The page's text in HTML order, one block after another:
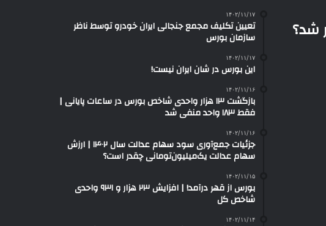
۱۴۰۲/۱۱/۱۷
تعیین تکلیف مجمع جنجالی ایران خودرو توسط ناظر
سازمان بورس
۱۴۰۲/۱۱/۱۷
این بورس در شان ایران نیست!
۱۴۰۲/۱۱/۱۶
بازگشت ۱۳ هزار واحدی شاخص بورس در ساعات پایانی |
فقط ۱۸۳ واحد منفی شد
۱۴۰۲/۱۱/۱۶
جزئیات جمع‌آوری سود سهام عدالت سال ۱۴۰۲ | ارزش
سهام عدالت یک‌میلیون‌تومانی چقدر است؟
۱۴۰۲/۱۱/۱۵
بورس از قهر درآمد! | افزایش ۲۳ هزار و ۹۳۱ واحدی
شاخص کل
۱۴۰۲/۱۱/۱۴